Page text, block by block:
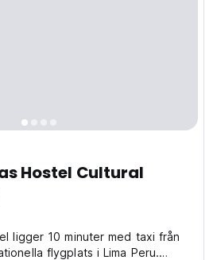
Hostel Cultural
ligger 10 minuter med taxi från
flygplats i Lima Peru.